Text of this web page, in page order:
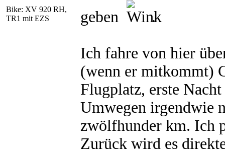
Bike: XV 920 RH,
TR1 mit EZS
geben
.
Ich fahre von hier
(wenn er mitkommt)
Flugplatz, erste
Umwegen irgendwie
zwölfhunder km. Ich
Zurück wird es